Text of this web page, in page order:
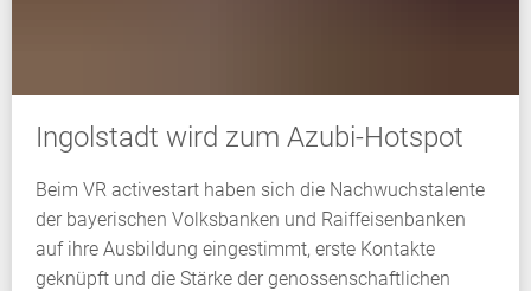
Ingolstadt wird zum Azubi-Hotspot
Beim VR activestart haben sich die Nachwuchstalente
der bayerischen Volksbanken und Raiffeisenbanken
auf ihre Ausbildung eingestimmt, erste Kontakte
geknüpft und die Stärke der genossenschaftlichen